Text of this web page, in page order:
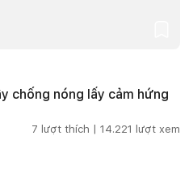
chống nóng lấy cảm hứng
7 lượt thích | 14.221 lượt xem